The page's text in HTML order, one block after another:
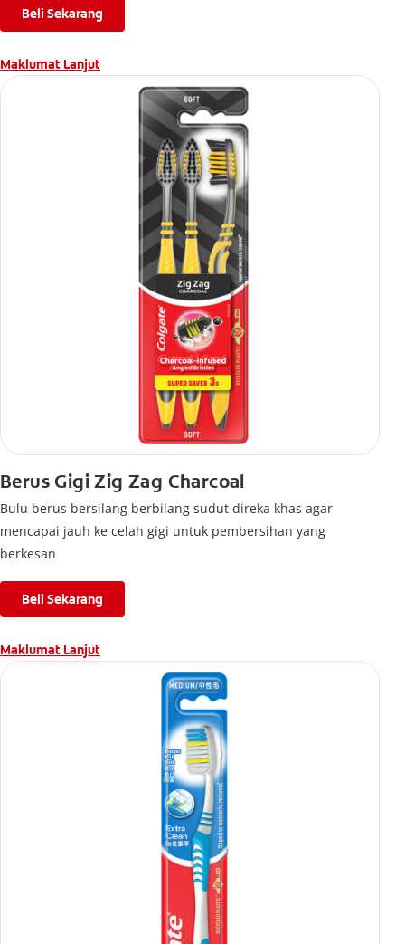
Beli Sekarang
Maklumat Lanjut
Berus Gigi Zig Zag Charcoal
Bulu berus bersilang berbilang sudut direka khas agar
mencapai jauh ke celah gigi untuk pembersihan yang
berkesan
Beli Sekarang
Maklumat Lanjut